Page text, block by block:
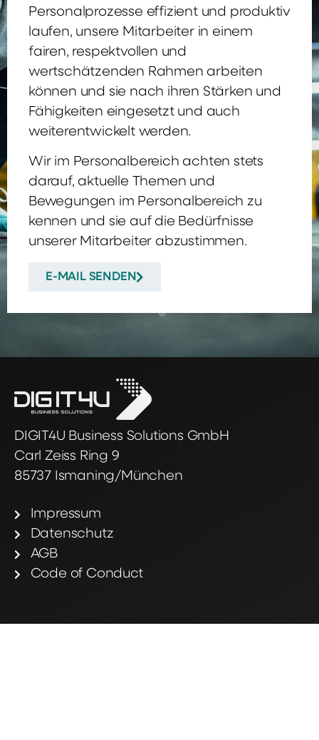
Personalprozesse effizient und produktiv
laufen, unsere Mitarbeiter in einem
fairen, respektvollen und
wertschätzenden Rahmen arbeiten
können und sie nach ihren Stärken und
Fähigkeiten eingesetzt und auch
weiterentwickelt werden.
Wir im Personalbereich achten stets
darauf, aktuelle Themen und
Bewegungen im Personalbereich zu
kennen und sie auf die Bedürfnisse
unserer Mitarbeiter abzustimmen.
E-MAIL SENDEN
DIGIT4U Business Solutions GmbH
Carl Zeiss Ring 9
85737 Ismaning/München
Impressum
Datenschutz
AGB
Code of Conduct